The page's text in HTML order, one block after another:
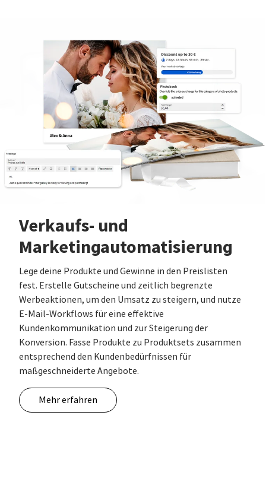
Verkaufs- und
Marketingautomatisierung
Lege deine Produkte und Gewinne in den Preislisten
fest. Erstelle Gutscheine und zeitlich begrenzte
Werbeaktionen, um den Umsatz zu steigern, und nutze
E-Mail-Workflows für eine effektive
Kundenkommunikation und zur Steigerung der
Konversion. Fasse Produkte zu Produktsets zusammen
entsprechend den Kundenbedürfnissen für
maßgeschneiderte Angebote.
Mehr erfahren